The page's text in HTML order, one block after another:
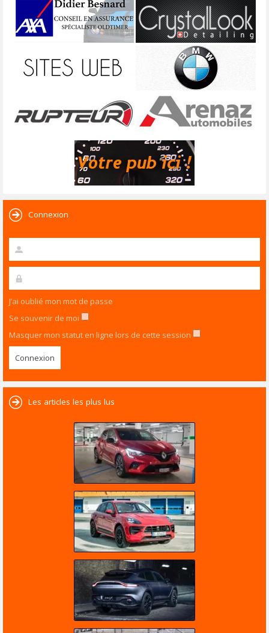
Connexion
J’ai oublié mon mot de passe
Se souvenir de moi
Masquer mon statut en ligne lors de cette session
Les articles les plus lus